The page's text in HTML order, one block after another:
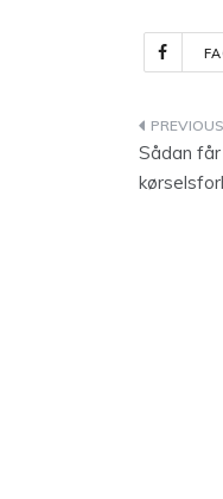
Sådan